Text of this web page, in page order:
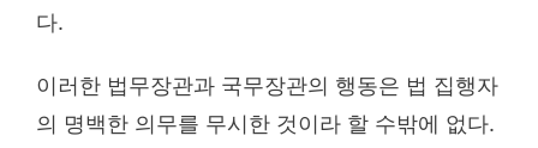
다.
이러한 법무장관과 국무장관의 행동은 법 집행자
의 명백한 의무를 무시한 것이라 할 수밖에 없다.